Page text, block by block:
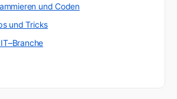
und Coden
und Tricks